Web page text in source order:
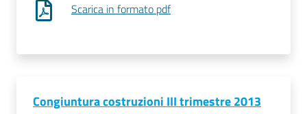
Scarica in formato pdf
Congiuntura costruzioni III trimestre 2013